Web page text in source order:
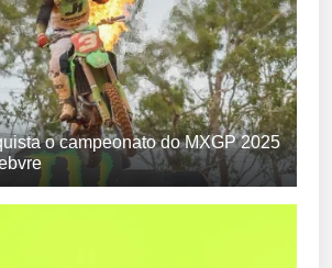
o campeonato do MXGP 2025